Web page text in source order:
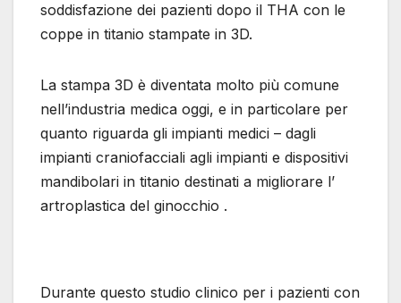
soddisfazione dei pazienti dopo il THA con le
coppe in titanio stampate in 3D.
La stampa 3D è diventata molto più comune
nell’industria medica oggi, e in particolare per
quanto riguarda gli impianti medici – dagli
impianti craniofacciali agli impianti e dispositivi
mandibolari in titanio destinati a migliorare l’
artroplastica del ginocchio .
Durante questo studio clinico per i pazienti con